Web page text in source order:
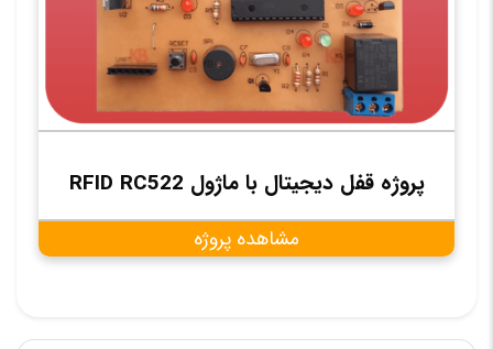
پروژه قفل دیجیتال با ماژول RFID RC522
مشاهده پروژه